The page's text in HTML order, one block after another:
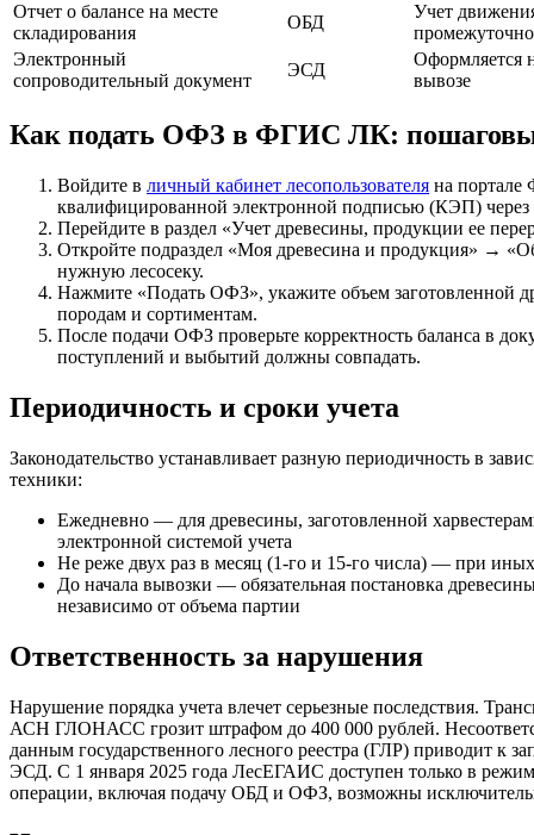
Отчет о балансе на месте
складирования
ОБД
Учет
Электронный
сопроводительный документ
ЭСД
Оформляется
вывозе
Как подать ОФЗ в ФГИС ЛК:
Войдите в личный кабинет лесопользователя на
квалифицированной электронной подписью (КЭП)
Перейдите в раздел «Учет древесины, продукции ее
Откройте подраздел «Моя древесина и продукция» →
нужную лесосеку.
Нажмите «Подать ОФЗ», укажите объем заготовленной
породам и сортиментам.
После подачи ОФЗ проверьте корректность баланса в
поступлений и выбытий должны совпадать.
Периодичность и сроки учета
Законодательство устанавливает разную периодичность в
техники:
Ежедневно — для древесины, заготовленной
электронной системой учета
Не реже двух раз в месяц (1-го и 15-го числа) — при иных
До начала вывозки — обязательная постановка
независимо от объема партии
Ответственность за нарушения
Нарушение порядка учета влечет серьезные последствия.
АСН ГЛОНАСС грозит штрафом до 400 000 рублей.
данным государственного лесного реестра (ГЛР) приводит к
ЭСД. С 1 января 2025 года ЛесЕГАИС доступен только в
операции, включая подачу ОБД и ОФЗ, возможны